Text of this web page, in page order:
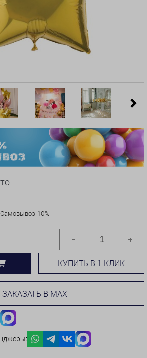
Самовывоз-10%
КУПИТЬ В 1 КЛИК
ЗАКАЗАТЬ В MAX